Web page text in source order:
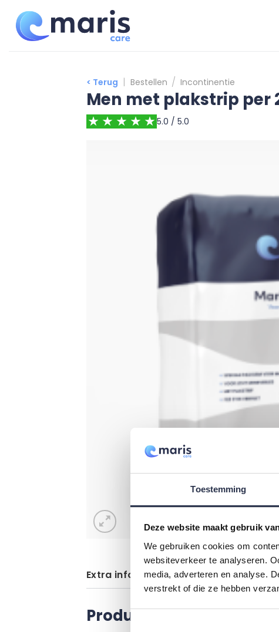
Toestemming
Deze website maakt gebruik
We gebruiken cookies om
websiteverkeer te analyseren.
media, adverteren en analyse.
verstrekt of die ze hebben
naar
inhoud
< Terug | Bestellen / Incontinentie
Men met plakstrip per
5.0 / 5.0
Extra informatie Gebruiksinstructies
Product informatie